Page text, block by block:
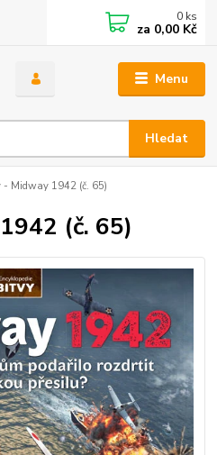
Menu
Hledat
0 ks
za 0,00 Kč
- Midway 1942 (č. 65)
(č. 65)